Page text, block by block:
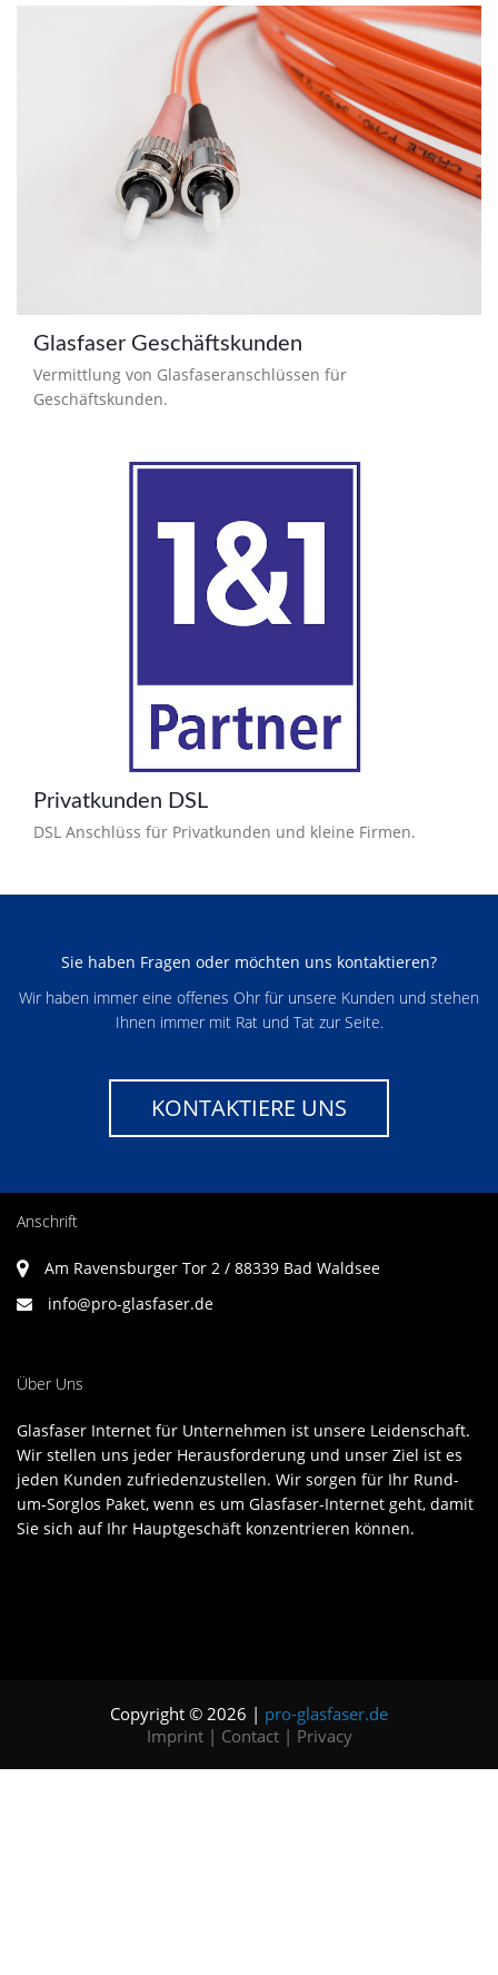
Glasfaser Geschäftskunden
Vermittlung von Glasfaseranschlüssen für
Geschäftskunden.
Privatkunden DSL
DSL Anschlüss für Privatkunden und kleine Firmen.
Sie haben Fragen oder möchten uns kontaktieren?
Wir haben immer eine offenes Ohr für unsere Kunden und stehen
Ihnen immer mit Rat und Tat zur Seite.
KONTAKTIERE UNS
Anschrift
Am Ravensburger Tor 2 / 88339 Bad Waldsee
info@pro-glasfaser.de
Über Uns
Glasfaser Internet für Unternehmen ist unsere Leidenschaft.
Wir stellen uns jeder Herausforderung und unser Ziel ist es
jeden Kunden zufriedenzustellen. Wir sorgen für Ihr Rund-
um-Sorglos Paket, wenn es um Glasfaser-Internet geht, damit
Sie sich auf Ihr Hauptgeschäft konzentrieren können.
Copyright © 2026 | pro-glasfaser.de
Imprint| Contact| Privacy